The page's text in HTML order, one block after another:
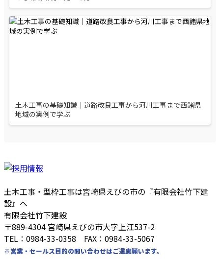
土木工事の基礎知識｜道路改良工事から河川工事まで西諸県
地域の実例で学ぶ
土木工事・型枠工事は宮崎県えびの市の『有限会社竹下建
設』へ
有限会社竹下建設
〒889-4304 宮崎県えびの市大字上江537-2
TEL：0984-33-0358 FAX：0984-33-5067
※営業・セールス目的の問い合わせはご遠慮願います。